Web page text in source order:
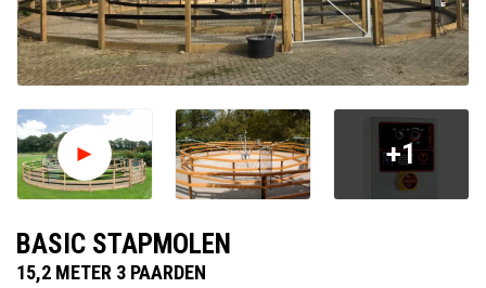
BASIC STAPMOLEN
15,2 METER 3 PAARDEN
+1